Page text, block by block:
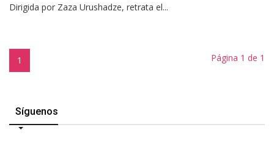
Dirigida por Zaza Urushadze, retrata el...
1 Página 1 de 1
Síguenos